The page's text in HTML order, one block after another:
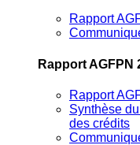
Rapport
Rapport AGFPN
Rapport
Synthèse
des crédits